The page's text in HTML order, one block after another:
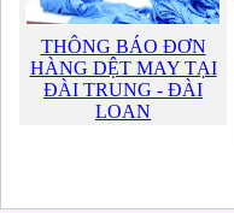
THÔNG BÁO ĐƠN
HÀNG DỆT MAY TẠI
ĐÀI TRUNG - ĐÀI
LOAN